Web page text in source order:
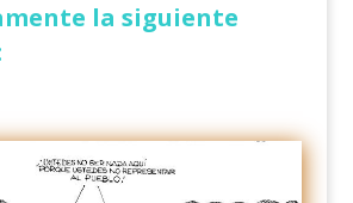
la siguiente